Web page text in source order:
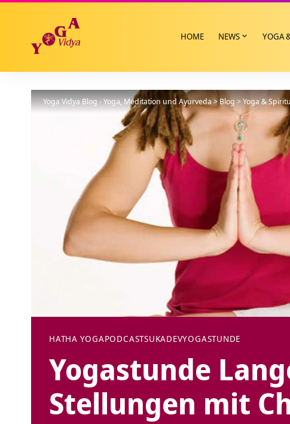
HOME NEWS YOGA
Yoga Vidya Blog - Yoga, Meditation und Ayurveda>Blog>Yoga &
HATHA YOGAPODCASTSUKADEVYOGASTUNDE
Yogastunde
Stellungen mit